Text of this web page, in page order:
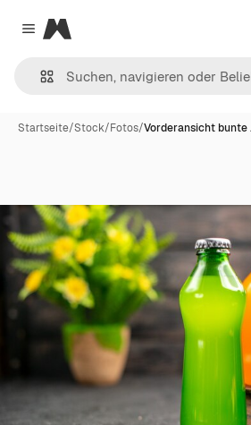
Close menu
Magnific
Startseite/Stock/Fotos/Vorderansicht bunte